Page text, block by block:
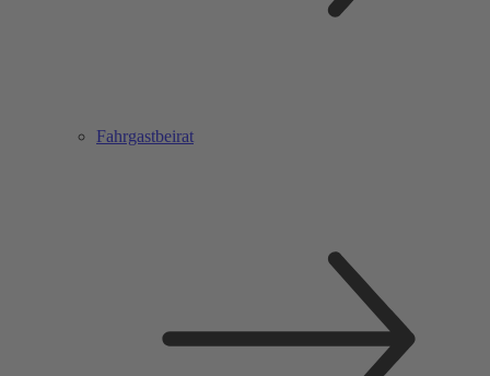
Fahrgastbeirat